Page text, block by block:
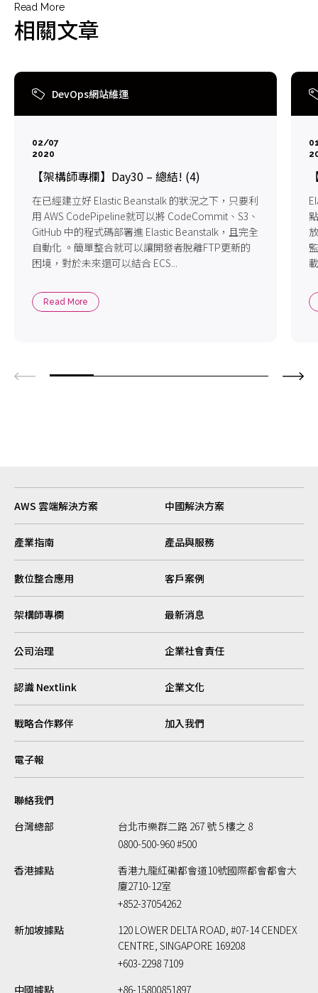
Read More
相關文章
DevOps網站維運
02/07
2020
【架構師專欄】Day30 – 總結! (4)
在已經建立好 Elastic Beanstalk 的狀況之下，只要利
用 AWS CodePipeline就可以將 CodeCommit、S3、
GitHub 中的程式碼部署進 Elastic Beanstalk，且完全
自動化 。簡單整合就可以讓開發者脫離FTP更新的
困境，對於未來還可以結合 ECS...
Read More
AWS 雲端解決方案 中國解決方案
產業指南 產品與服務
數位整合應用 客戶案例
架構師專欄 最新消息
公司治理 企業社會責任
認識 Nextlink 企業文化
戰略合作夥伴 加入我們
電子報
聯絡我們
台灣總部
台北市樂群二路 267 號 5 樓之 8
0800-500-960 #500
香港據點
香港九龍紅磡都會道10號國際都會都會大
廈2710-12室
+852-37054262
新加坡據點
120 LOWER DELTA ROAD, #07-14 CENDEX
CENTRE, SINGAPORE 169208
+603-2298 7109
中國據點
+86-15800851897